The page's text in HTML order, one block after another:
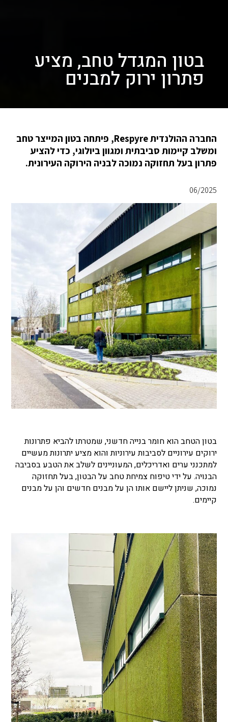
בטון המגדל טחב, מציע
פתרון ירוק למבנים
החברה ההולנדית Respyre, פיתחה בטון המייצר טחב
ומשלב קיימות סביבתית ומגוון ביולוגי, כדי להציע
פתרון בעל תחזוקה נמוכה לבניה הירוקה העירונית.
06/2025
בטון הטחב הוא חומר בנייה חדשני, שמטרתו להביא פתרונות
ירוקים עירוניים לסביבות עירוניות והוא מציע יתרונות מעשיים
למתכנני ערים ואדריכלים, המעוניינים לשלב את הטבע בסביבה
הבנויה. על ידי טיפוח צמיחת טחב על הבטון, בעל תחזוקה
נמוכה, שניתן ליישם אותו הן על מבנים חדשים והן על מבנים
קיימים.